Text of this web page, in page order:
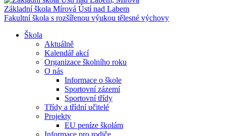
Základní škola Mírová Ústí nad Labem
Fakultní škola s rozšířenou výukou tělesné výchovy
Škola
Aktuálně
Kalendář akcí
Organizace školního roku
O nás
Informace o škole
Sportovní zázemí
Sportovní třídy
Třídy a třídní učitelé
Projekty
EU peníze školám
Informace pro rodiče